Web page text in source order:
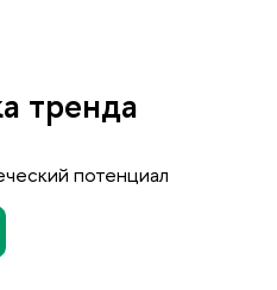
тренда
потенциал